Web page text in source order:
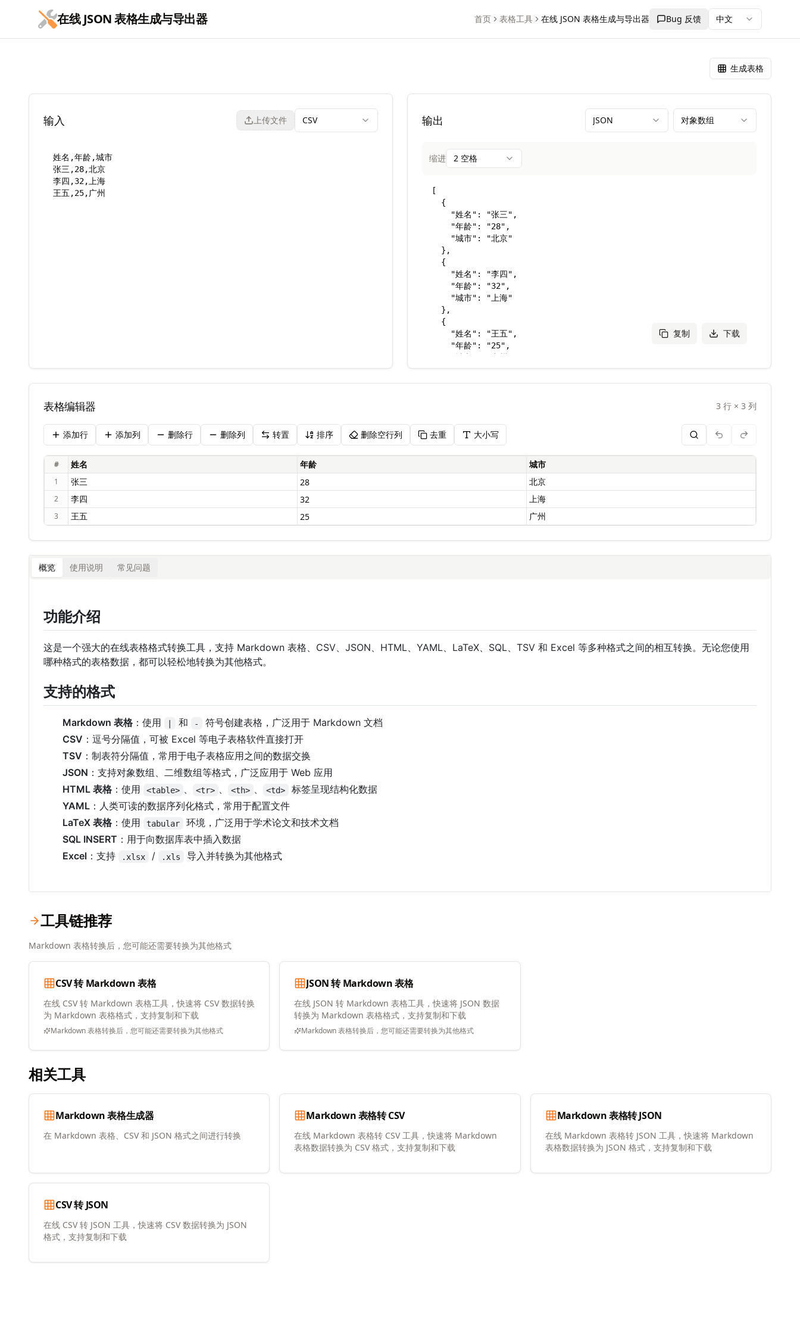
跳到主要内容
在线 JSON 表格生成与导出器 首页 表格工具 在线 JSON 表格生成与导出器 Bug 反馈 中文
生成表格
输入 上传文件 CSV 输出 JSON 对象数组
缩进 2 空格
复制 下载
表格编辑器 3 行 × 3 列
添加行 添加列 删除行 删除列 转置 排序 删除空行列 去重 大小写
#
1
2
3
概览 使用说明 常见问题
功能介绍
这是一个强大的在线表格格式转换工具，支持 Markdown 表格、CSV、JSON、HTML、YAML、LaTeX、SQL、TSV 和 Excel 等多种格式之间的相互转换。无论您使用
哪种格式的表格数据，都可以轻松地转换为其他格式。
支持的格式
Markdown 表格 ：使用 | 和 -
符号创建表格，广泛用于 Markdown 文档
CSV ：逗号分隔值，可被 Excel 等电子表格软件直接打开
TSV ：制表符分隔值，常用于电子表格应用之间的数据交换
JSON ：支持对象数组、二维数组等格式，广泛应用于 Web 应用
HTML 表格 ：使用 <table> 、 <tr> 、 <th> 、 <td>
标签呈现结构化数据
YAML ：人类可读的数据序列化格式，常用于配置文件
LaTeX 表格 ：使用 tabular
环境，广泛用于学术论文和技术文档
SQL INSERT ：用于向数据库表中插入数据
Excel ：支持 .xlsx / .xls 导入并转换为其他格式
工具链推荐
Markdown 表格转换后，您可能还需要转换为其他格式
CSV 转 Markdown 表格
在线 CSV 转 Markdown 表格工具，快速将 CSV 数据转换
为 Markdown 表格格式，支持复制和下载
Markdown 表格转换后，您可能还需要转换为其他格式
JSON 转 Markdown 表格
在线 JSON 转 Markdown 表格工具，快速将 JSON 数据
转换为 Markdown 表格格式，支持复制和下载
Markdown 表格转换后，您可能还需要转换为其他格式
相关工具
Markdown 表格生成器
在 Markdown 表格、CSV 和 JSON 格式之间进行转换
Markdown 表格转 CSV
在线 Markdown 表格转 CSV 工具，快速将 Markdown
表格数据转换为 CSV 格式，支持复制和下载
Markdown 表格转 JSON
在线 Markdown 表格转 JSON 工具，快速将 Markdown
表格数据转换为 JSON 格式，支持复制和下载
CSV 转 JSON
在线 CSV 转 JSON 工具，快速将 CSV 数据转换为 JSON
格式，支持复制和下载